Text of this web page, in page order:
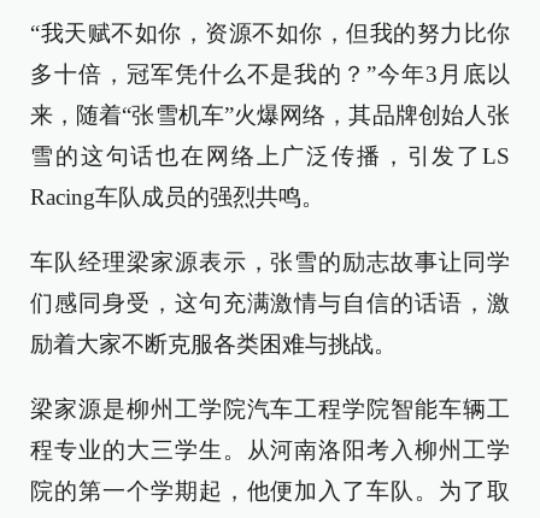
“我天赋不如你，资源不如你，但我的努力比你
多十倍，冠军凭什么不是我的？”今年3月底以
来，随着“张雪机车”火爆网络，其品牌创始人张
雪的这句话也在网络上广泛传播，引发了LS
Racing车队成员的强烈共鸣。
车队经理梁家源表示，张雪的励志故事让同学
们感同身受，这句充满激情与自信的话语，激
励着大家不断克服各类困难与挑战。
梁家源是柳州工学院汽车工程学院智能车辆工
程专业的大三学生。从河南洛阳考入柳州工学
院的第一个学期起，他便加入了车队。为了取